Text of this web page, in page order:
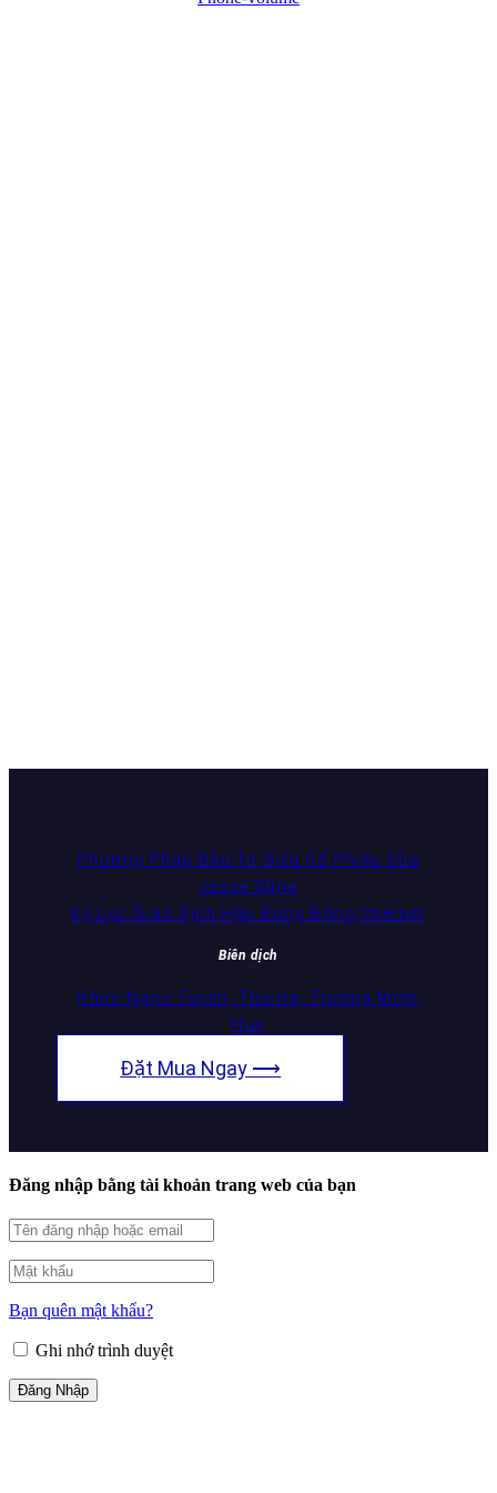
Phương Pháp Đầu Tư Siêu Cổ Phiếu Của
Jesse Stine
Kỷ Lục Giao Dịch Hậu Bong Bóng Internet
Biên dịch
Khúc Ngọc Tuyên, Thu Hà, Trương Minh
Huy
Đặt Mua Ngay ⟶
Đăng nhập bằng tài khoản trang web của bạn
Bạn quên mật khẩu?
Ghi nhớ trình duyệt